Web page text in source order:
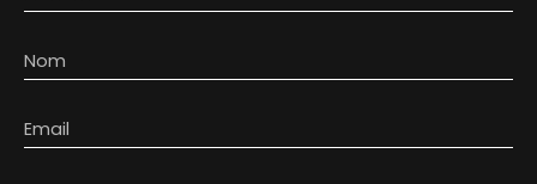
Nom
Email